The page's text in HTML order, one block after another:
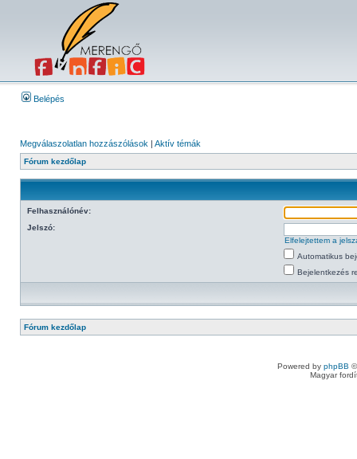
Belépés
Megválaszolatlan hozzászólások | Aktív témák
Fórum kezdőlap
Felhasználónév:
Jelszó:
Elfelejtettem a
Automatikus
Bejelentkezés
Fórum kezdőlap
Powered by phpBB
Magyar